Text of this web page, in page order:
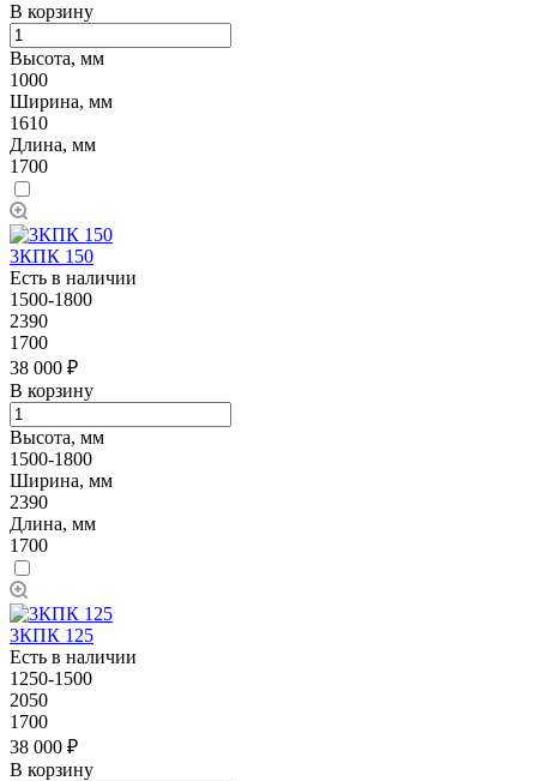
В корзину
Высота, мм
1000
Ширина, мм
1610
Длина, мм
1700
3КПК 150
Есть в наличии
1500-1800
2390
1700
38 000 ₽
В корзину
Высота, мм
1500-1800
Ширина, мм
2390
Длина, мм
1700
3КПК 125
Есть в наличии
1250-1500
2050
1700
38 000 ₽
В корзину